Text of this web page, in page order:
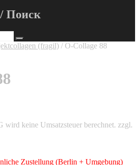
Поиск
(fragil) / O-Collage 88
wird keine Umsatzsteuer berechnet. zzgl.
Zustellung (Berlin + Umgebung)